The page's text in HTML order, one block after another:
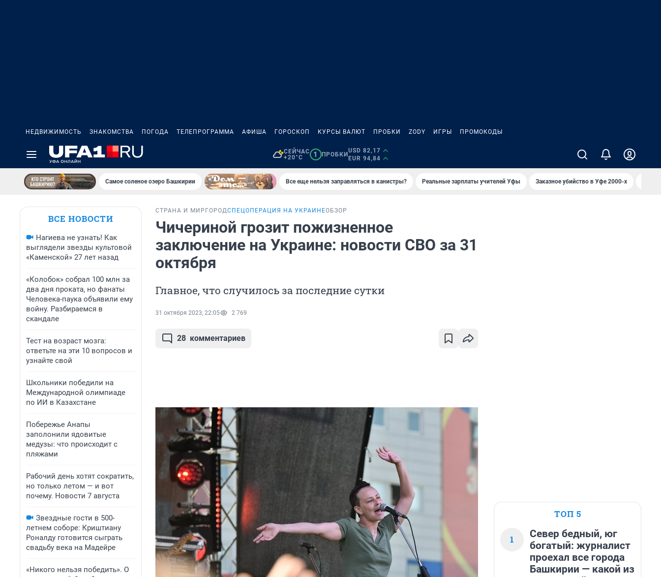
НЕДВИЖИМОСТЬ ЗНАКОМСТВА ПОГОДА ТЕЛЕПРОГРАММА АФИША ГОРОСКОП КУРСЫ ВАЛЮТ ПРОБКИ ZODY ИГРЫ ПРОМОКОДЫ
СЕЙЧАС
+20°C
1 ПРОБКИ
USD 82,17
EUR 94,84
Самое соленое озеро Башкирии Все еще нельзя заправляться в канистры? Реальные зарплаты учителей Уфы Заказное убийство в Уфе 2000-х
ВСЕ НОВОСТИ
Нагиева не узнать! Как
выглядели звезды культовой
«Каменской» 27 лет назад
«Колобок» собрал 100 млн за
два дня проката, но фанаты
Человека-паука объявили ему
войну. Разбираемся в
скандале
Тест на возраст мозга:
ответьте на эти 10 вопросов и
узнайте свой
Школьники победили на
Международной олимпиаде
по ИИ в Казахстане
Побережье Анапы
заполонили ядовитые
медузы: что происходит с
пляжами
Рабочий день хотят сократить,
но только летом — и вот
почему. Новости 7 августа
Звездные гости в 500-
летнем соборе: Криштиану
Роналду готовится сыграть
свадьбу века на Мадейре
«Никого нельзя победить». О
СТРАНА И МИР ГОРОДСПЕЦОПЕРАЦИЯ НА УКРАИНЕОБЗОР
Чичериной грозит пожизненное
заключение на Украине: новости СВО за 31
октября
Главное, что случилось за последние сутки
31 октября 2023, 22:05 2 769
28 комментариев
ТОП 5
1
Север бедный, юг
богатый: журналист
проехал все города
Башкирии — какой из